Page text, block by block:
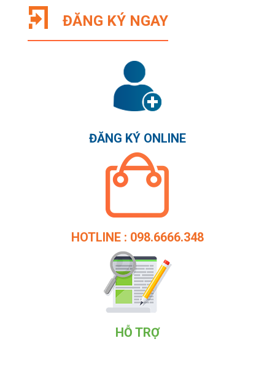
ĐĂNG KÝ NGAY
ĐĂNG KÝ ONLINE
HOTLINE : 098.6666.348
HỖ TRỢ